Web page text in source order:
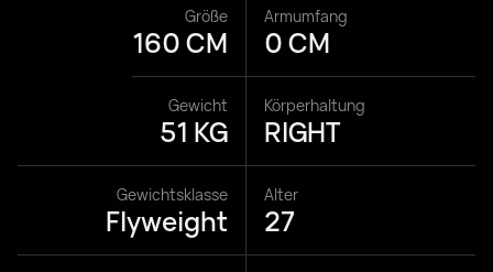
Größe
160 CM
Armumfang
0 CM
Gewicht
51 KG
Körperhaltung
RIGHT
Gewichtsklasse
Flyweight
Alter
27